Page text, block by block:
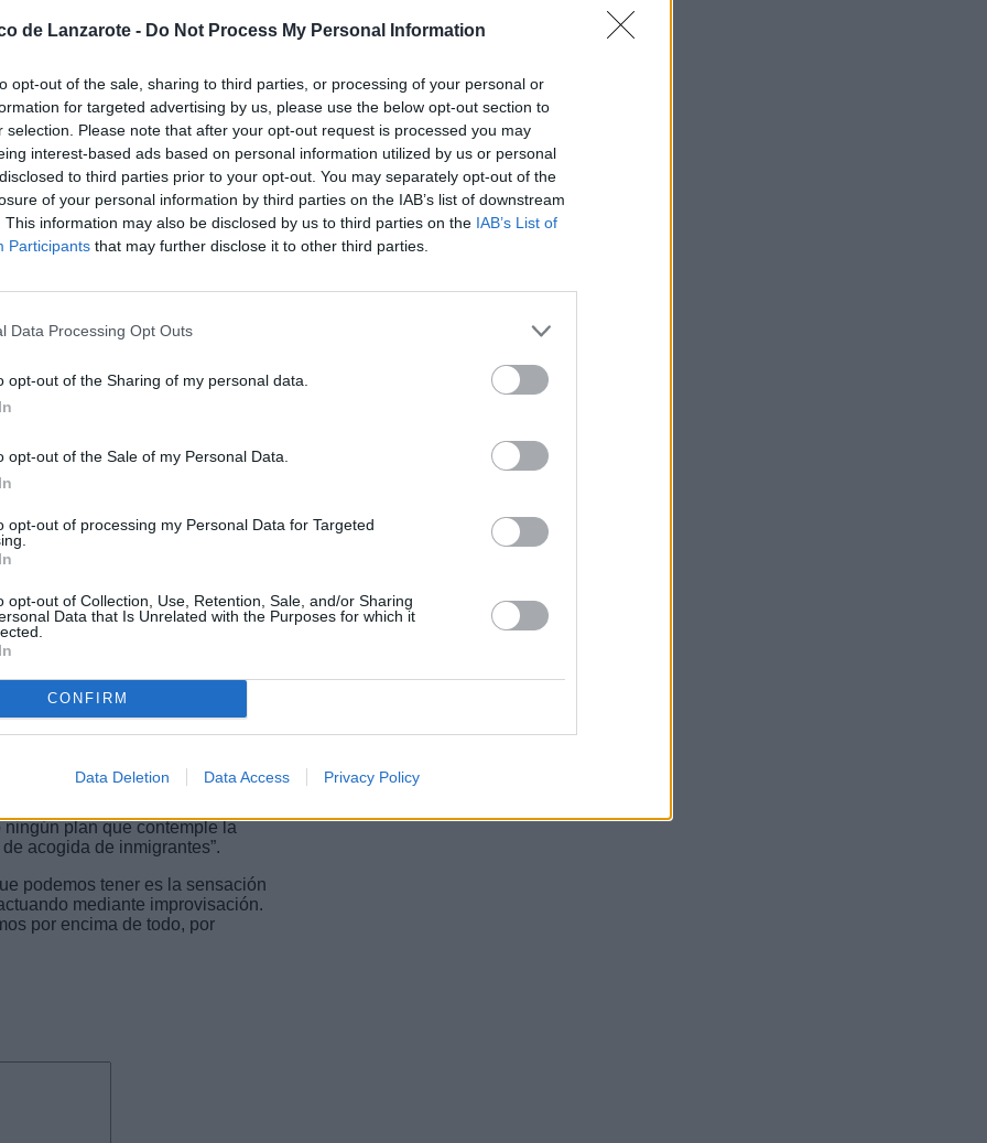
de Lanzarote - Do Not Process My Personal Information
opt-out of the sale, sharing to third parties, or processing of your personal or
for targeted advertising by us, please use the below opt-out section to
selection. Please note that after your opt-out request is processed you may
interest-based ads based on personal information utilized by us or personal
to third parties prior to your opt-out. You may separately opt-out of the
of your personal information by third parties on the IAB’s list of downstream
This information may also be disclosed by us to third parties on the IAB’s List of
Participants that may further disclose it to other third parties.
Data Processing Opt Outs
opt-out of the Sharing of my personal data.
opt-out of the Sale of my Personal Data.
opt-out of processing my Personal Data for Targeted
opt-out of Collection, Use, Retention, Sale, and/or Sharing
Data that Is Unrelated with the Purposes for which it
CONFIRM
Data Deletion Data Access Privacy Policy
irregular está
del Estado. El último
visita del ministro de
una situación que sobrepasa a
Pedro Sánchez muestra, una
tierra, y eso que dos de los
parte también del Gobierno
un signo de nula empatía con
la tibieza con la que el
la fragilidad con la que se
más aún cuando la situación
no escucha, pues
no podremos buscar una
irregular seguirá llegando de
nuestro Gobierno nos
rechistar. Debemos sentir que
son de obediencia partidista,
que se deben a unos agendas
simplemente necesita romper
levanta la voz. Se lo dije bien
todo defiende a los
que palpamos todos
del Estado. Mientras
a las personas que
hace apenas unos días,
acuartelamiento “Marqués
ningún plan que contemple la
acogida de inmigrantes”.
podemos tener es la sensación
mediante improvisación.
por encima de todo, por